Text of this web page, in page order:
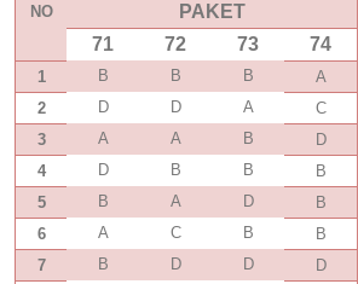
NO
PAKET
71
72 73 74
1 B B B
A
2
D D A
C
3
A A B
D
4
D B B
B
5
B A D
B
6
A C B
B
7
B D D
D